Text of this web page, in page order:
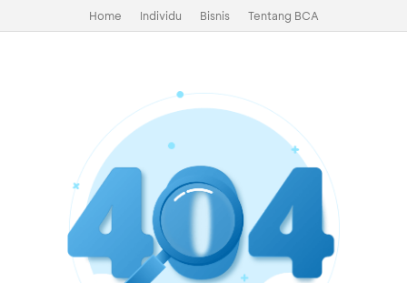
Home Individu Bisnis Tentang BCA